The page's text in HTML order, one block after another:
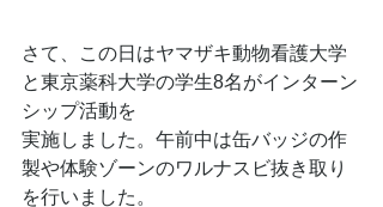
さて、この日はヤマザキ動物看護大学
と東京薬科大学の学生8名がインターン
シップ活動を
実施しました。午前中は缶バッジの作
製や体験ゾーンのワルナスビ抜き取り
を行いました。